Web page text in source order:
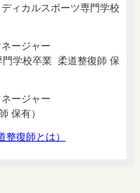
ィカルスポーツ専門学校
ージャー
門学校卒業 柔道整復師 保
ージャー
保有）
復師とは）